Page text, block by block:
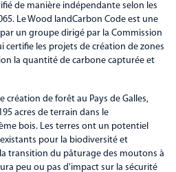
de manière indépendante selon les
Le Wood landCarbon Code est une
un groupe dirigé par la Commission
certifie les projets de création de zones
la quantité de carbone capturée et
création de forêt au Pays de Galles,
acres de terrain dans le
bois. Les terres ont un potentiel
pour la biodiversité et
transition du pâturage des moutons à
peu ou pas d'impact sur la sécurité